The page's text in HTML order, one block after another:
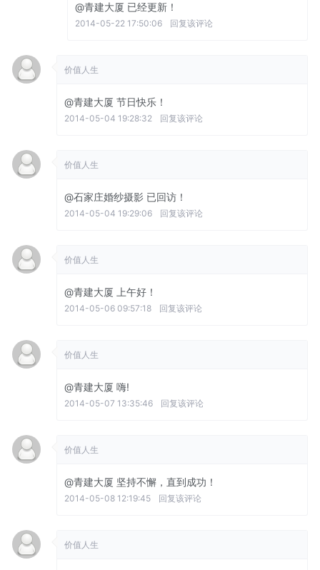
@青建大厦 已经更新！
2014-05-22 17:50:06 回复该评论
价值人生
@青建大厦 节日快乐！
2014-05-04 19:28:32 回复该评论
价值人生
@石家庄婚纱摄影 已回访！
2014-05-04 19:29:06 回复该评论
价值人生
@青建大厦 上午好！
2014-05-06 09:57:18 回复该评论
价值人生
@青建大厦 嗨!
2014-05-07 13:35:46 回复该评论
价值人生
@青建大厦 坚持不懈，直到成功！
2014-05-08 12:19:45 回复该评论
价值人生